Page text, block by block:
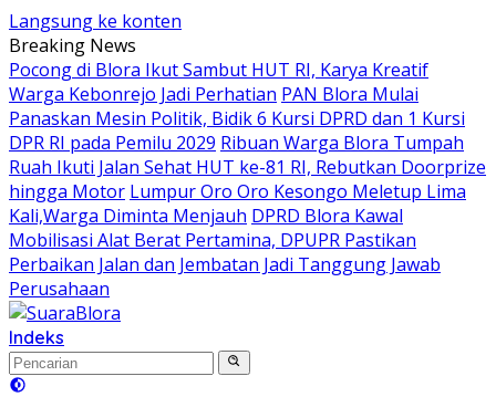
Langsung ke konten
Breaking News
‎Pocong di Blora Ikut Sambut HUT RI, Karya Kreatif
Warga Kebonrejo Jadi Perhatian ‎PAN Blora Mulai
Panaskan Mesin Politik, Bidik 6 Kursi DPRD dan 1 Kursi
DPR RI pada Pemilu 2029 Ribuan Warga Blora Tumpah
Ruah Ikuti Jalan Sehat HUT ke-81 RI, Rebutkan Doorprize
hingga Motor Lumpur Oro Oro Kesongo Meletup Lima
Kali,Warga Diminta Menjauh DPRD Blora Kawal
Mobilisasi Alat Berat Pertamina, DPUPR Pastikan
Perbaikan Jalan dan Jembatan Jadi Tanggung Jawab
Perusahaan
Indeks